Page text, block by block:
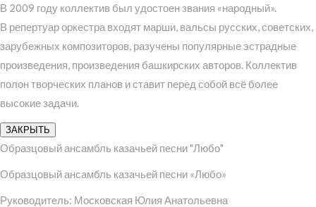
В 2009 году коллектив был удостоен звания «народный».
В репертуар оркестра входят марши, вальсы русских, советских,
зарубежных композиторов, разучены популярные эстрадные
произведения, произведения башкирских авторов. Коллектив
полон творческих планов и ставит перед собой всё более
высокие задачи.
ЗАКРЫТЬ
Образцовый ансамбль казачьей песни "Любо"
Образцовый ансамбль казачьей песни «Любо»
Руководитель: Московская Юлия Анатольевна